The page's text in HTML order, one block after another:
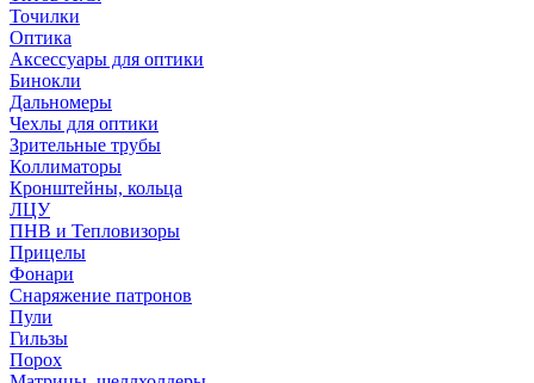
Точилки
Оптика
Аксессуары для оптики
Бинокли
Дальномеры
Чехлы для оптики
Зрительные трубы
Коллиматоры
Кронштейны, кольца
ЛЦУ
ПНВ и Тепловизоры
Прицелы
Фонари
Снаряжение патронов
Пули
Гильзы
Порох